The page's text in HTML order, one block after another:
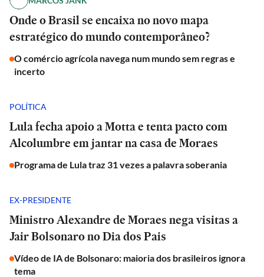
Onde o Brasil se encaixa no novo mapa
estratégico do mundo contemporâneo?
O comércio agrícola navega num mundo sem regras e
incerto
POLÍTICA
Lula fecha apoio a Motta e tenta pacto com
Alcolumbre em jantar na casa de Moraes
Programa de Lula traz 31 vezes a palavra soberania
EX-PRESIDENTE
Ministro Alexandre de Moraes nega visitas a
Jair Bolsonaro no Dia dos Pais
Vídeo de IA de Bolsonaro: maioria dos brasileiros ignora
tema